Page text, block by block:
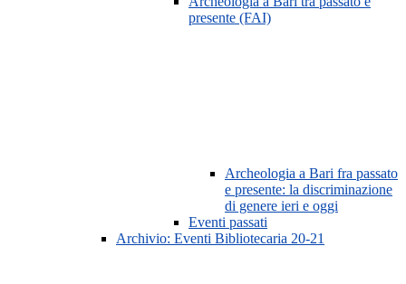
presente (FAI)
Archeologia a Bari fra passato
e presente: la discriminazione
di genere ieri e oggi
Eventi passati
Archivio: Eventi Bibliotecaria 20-21